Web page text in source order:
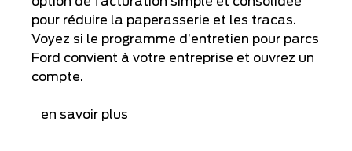
pour réduire la paperasserie et les tracas.
Voyez si le programme d’entretien pour parcs
Ford convient à votre entreprise et ouvrez un
compte.
en savoir plus